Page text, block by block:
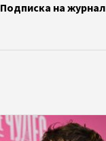
Подписка на журнал